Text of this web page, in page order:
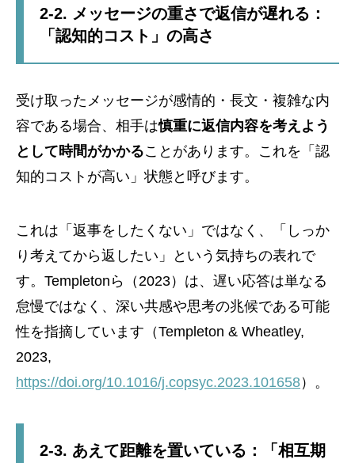
2-2. メッセージの重さで返信が遅れる：
「認知的コスト」の高さ
受け取ったメッセージが感情的・長文・複雑な内
容である場合、相手は慎重に返信内容を考えよう
として時間がかかることがあります。これを「認
知的コストが高い」状態と呼びます。
これは「返事をしたくない」ではなく、「しっか
り考えてから返したい」という気持ちの表れで
す。Templetonら（2023）は、遅い応答は単なる
怠慢ではなく、深い共感や思考の兆候である可能
性を指摘しています（Templeton & Wheatley,
2023,
https://doi.org/10.1016/j.copsyc.2023.101658）。
2-3. あえて距離を置いている：「相互期